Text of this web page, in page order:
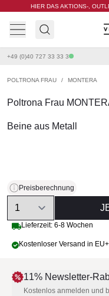
HIER DAS AKTIONS-,
+49 (0)40 727 33 33 3
POLTRONA FRAU / MONTERA
Poltrona Frau
Beine aus Metall
Preisberechnung
Quantity
Lieferzeit: 6-8 Wochen
Kostenloser Versand in
11% Newsletter-
Kostenlos anmelden und